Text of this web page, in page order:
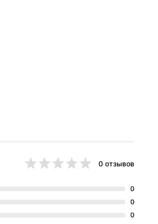
0 отзывов
0
0
0